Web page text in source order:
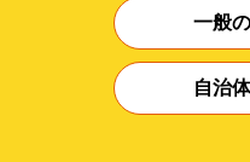
一般
自治